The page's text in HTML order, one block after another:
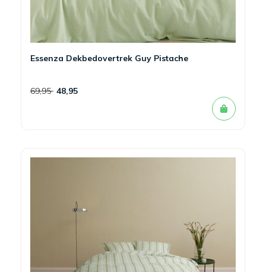
Essenza Dekbedovertrek Guy Pistache
69,95 48,95